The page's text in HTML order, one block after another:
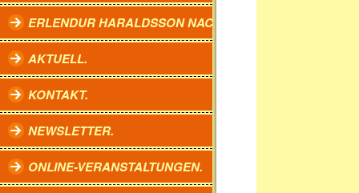
ERLENDUR HARALDSSON NACHRUF.
AKTUELL.
KONTAKT.
NEWSLETTER.
ONLINE-VERANSTALTUNGEN.